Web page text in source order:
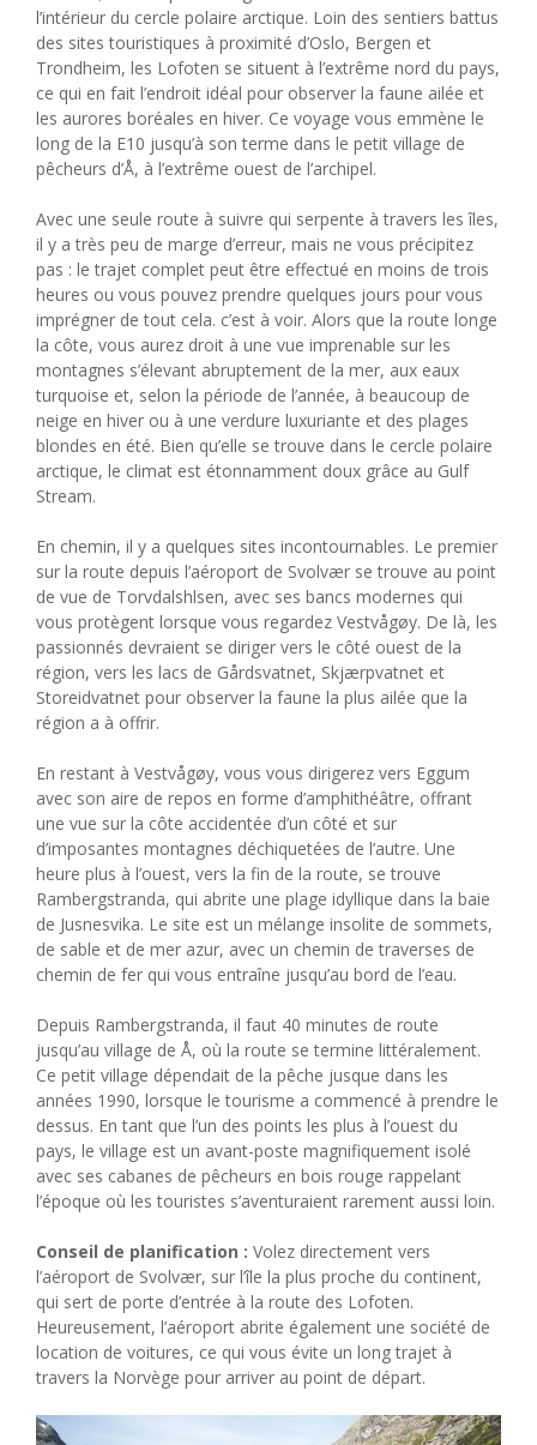
l’intérieur du cercle polaire arctique. Loin des sentiers battus
des sites touristiques à proximité d’Oslo, Bergen et
Trondheim, les Lofoten se situent à l’extrême nord du pays,
ce qui en fait l’endroit idéal pour observer la faune ailée et
les aurores boréales en hiver. Ce voyage vous emmène le
long de la E10 jusqu’à son terme dans le petit village de
pêcheurs d’Å, à l’extrême ouest de l’archipel.
Avec une seule route à suivre qui serpente à travers les îles,
il y a très peu de marge d’erreur, mais ne vous précipitez
pas : le trajet complet peut être effectué en moins de trois
heures ou vous pouvez prendre quelques jours pour vous
imprégner de tout cela. c’est à voir. Alors que la route longe
la côte, vous aurez droit à une vue imprenable sur les
montagnes s’élevant abruptement de la mer, aux eaux
turquoise et, selon la période de l’année, à beaucoup de
neige en hiver ou à une verdure luxuriante et des plages
blondes en été. Bien qu’elle se trouve dans le cercle polaire
arctique, le climat est étonnamment doux grâce au Gulf
Stream.
En chemin, il y a quelques sites incontournables. Le premier
sur la route depuis l’aéroport de Svolvær se trouve au point
de vue de Torvdalshlsen, avec ses bancs modernes qui
vous protègent lorsque vous regardez Vestvågøy. De là, les
passionnés devraient se diriger vers le côté ouest de la
région, vers les lacs de Gårdsvatnet, Skjærpvatnet et
Storeidvatnet pour observer la faune la plus ailée que la
région a à offrir.
En restant à Vestvågøy, vous vous dirigerez vers Eggum
avec son aire de repos en forme d’amphithéâtre, offrant
une vue sur la côte accidentée d’un côté et sur
d’imposantes montagnes déchiquetées de l’autre. Une
heure plus à l’ouest, vers la fin de la route, se trouve
Rambergstranda, qui abrite une plage idyllique dans la baie
de Jusnesvika. Le site est un mélange insolite de sommets,
de sable et de mer azur, avec un chemin de traverses de
chemin de fer qui vous entraîne jusqu’au bord de l’eau.
Depuis Rambergstranda, il faut 40 minutes de route
jusqu’au village de Å, où la route se termine littéralement.
Ce petit village dépendait de la pêche jusque dans les
années 1990, lorsque le tourisme a commencé à prendre le
dessus. En tant que l’un des points les plus à l’ouest du
pays, le village est un avant-poste magnifiquement isolé
avec ses cabanes de pêcheurs en bois rouge rappelant
l’époque où les touristes s’aventuraient rarement aussi loin.
Conseil de planification : Volez directement vers
l’aéroport de Svolvær, sur l’île la plus proche du continent,
qui sert de porte d’entrée à la route des Lofoten.
Heureusement, l’aéroport abrite également une société de
location de voitures, ce qui vous évite un long trajet à
travers la Norvège pour arriver au point de départ.